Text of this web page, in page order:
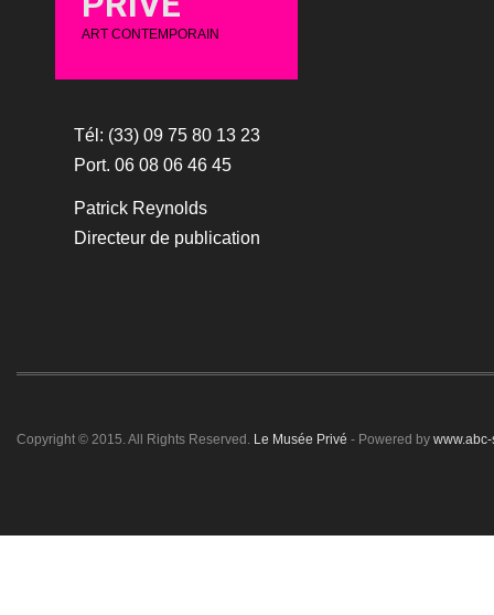
ART CONTEMPORAIN
Tél: (33) 09 75 80 13 23
Port. 06 08 06 46 45
Patrick Reynolds
Directeur de publication
Copyright © 2015. All Rights Reserved. Le Musée Privé - Powered by